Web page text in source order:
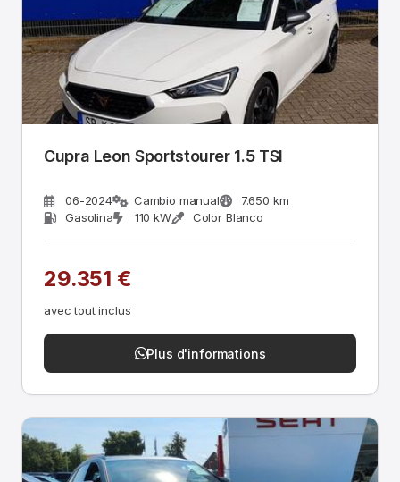
Cupra Leon Sportstourer 1.5 TSI
06-2024 Cambio manual
7.650 km
Gasolina
110 kW Color Blanco
29.351 €
avec tout inclus
Plus d'informations